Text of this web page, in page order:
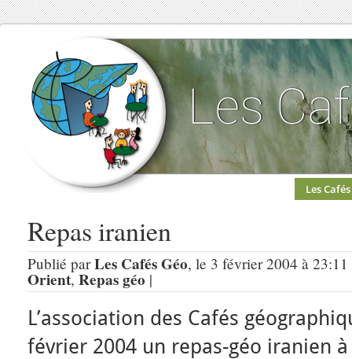
Les Cafés
Repas iranien
Publié parLes Cafés Géo, le 3 février 2004 à
Orient, Repas géo |
L’association des Cafés
février 2004 un repas-géo iranien